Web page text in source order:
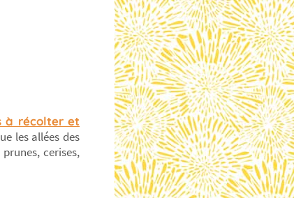
à récolter et
les allées des
cerises,